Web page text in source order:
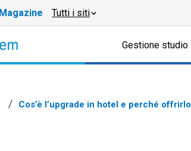
Tutti i siti
Gestione studio
Cos’è l’upgrade in hotel e perché offrirlo